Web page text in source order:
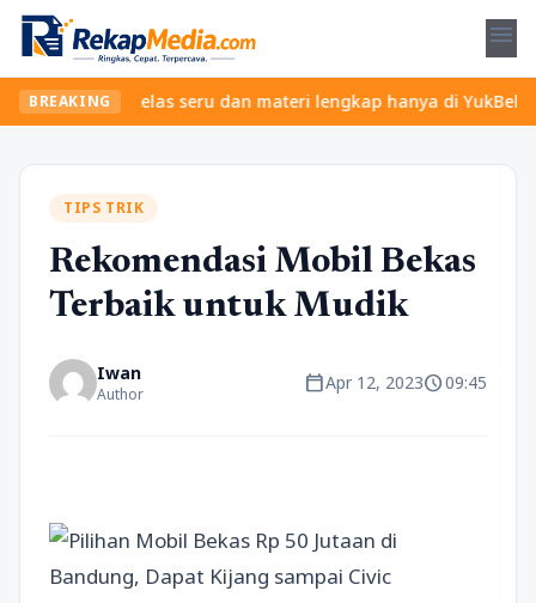
menu
BREAKINGkelas seru dan materi lengkap hanya di
TIPS TRIK
Rekomendasi Mobil Bekas
Terbaik untuk Mudik
Iwan
Author calendar_todayApr 12, 2023schedule09:45